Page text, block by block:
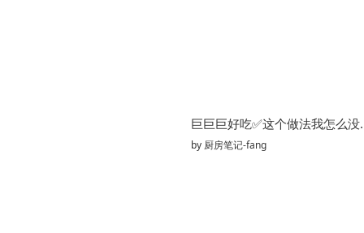
巨巨巨好
by 厨房笔记-fang